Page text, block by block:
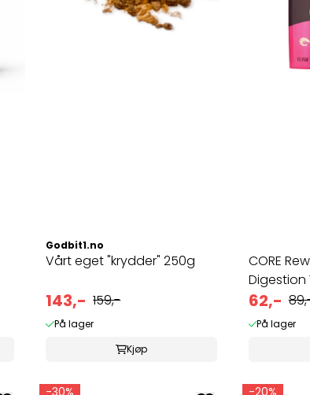
Godbit1.no
Vårt eget "krydder" 250g
143,- 159,-
På lager
Kjøp
CORE
Digestion
62,-
På lager
-30% -20%